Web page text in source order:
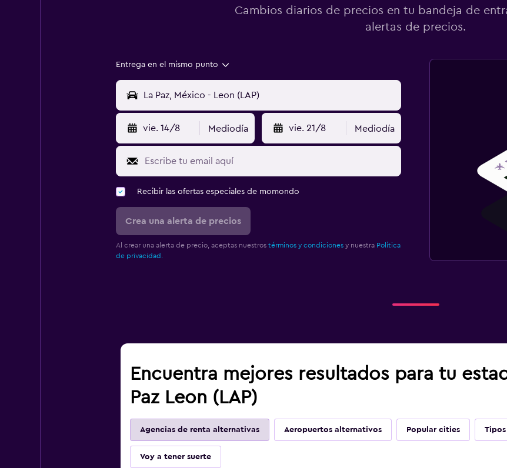
Cambios diarios de precios en tu bandeja de
alertas de precios.
Entrega en el mismo punto
vie. 14/8 Mediodía vie. 21/8 Mediodía
Recibir las ofertas especiales de momondo
Crea una alerta de precios
Al crear una alerta de precio, aceptas nuestros términos y condicionesy nuestra Política
de privacidad.
Encuentra mejores resultados para tu
Paz Leon (LAP)
Agencias de renta alternativas Aeropuertos alternativos Popular cities
Voy a tener suerte